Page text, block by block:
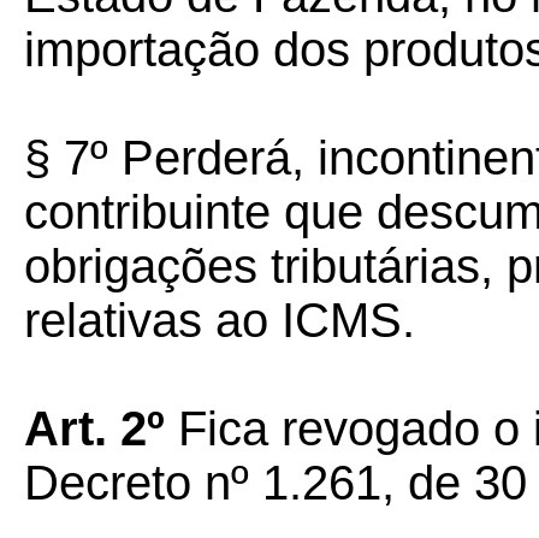
importação dos
§ 7º Perderá,
contribuinte que
obrigações tributárias,
relativas ao ICMS.
Art. 2º Fica revogado o
Decreto nº 1.261, de